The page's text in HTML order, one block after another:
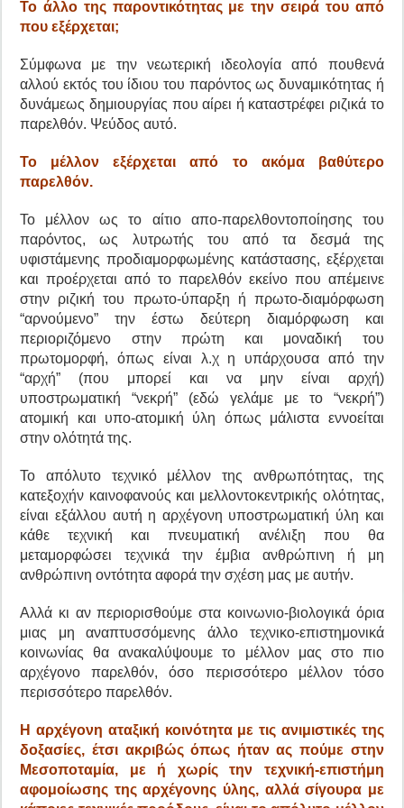
Το άλλο της παροντικότητας με την σειρά του από
που εξέρχεται;
Σύμφωνα με την νεωτερική ιδεολογία από πουθενά
αλλού εκτός του ίδιου του παρόντος ως δυναμικότητας ή
δυνάμεως δημιουργίας που αίρει ή καταστρέφει ριζικά το
παρελθόν. Ψεύδος αυτό.
Το μέλλον εξέρχεται από το ακόμα βαθύτερο
παρελθόν.
Το μέλλον ως το αίτιο απο-παρελθοντοποίησης του
παρόντος, ως λυτρωτής του από τα δεσμά της
υφιστάμενης προδιαμορφωμένης κατάστασης, εξέρχεται
και προέρχεται από το παρελθόν εκείνο που απέμεινε
στην ριζική του πρωτο-ύπαρξη ή πρωτο-διαμόρφωση
“αρνούμενο” την έστω δεύτερη διαμόρφωση και
περιοριζόμενο στην πρώτη και μοναδική του
πρωτομορφή, όπως είναι λ.χ η υπάρχουσα από την
“αρχή” (που μπορεί και να μην είναι αρχή)
υποστρωματική “νεκρή” (εδώ γελάμε με το “νεκρή”)
ατομική και υπο-ατομική ύλη όπως μάλιστα εννοείται
στην ολότητά της.
Το απόλυτο τεχνικό μέλλον της ανθρωπότητας, της
κατεξοχήν καινοφανούς και μελλοντοκεντρικής ολότητας,
είναι εξάλλου αυτή η αρχέγονη υποστρωματική ύλη και
κάθε τεχνική και πνευματική ανέλιξη που θα
μεταμορφώσει τεχνικά την έμβια ανθρώπινη ή μη
ανθρώπινη οντότητα αφορά την σχέση μας με αυτήν.
Αλλά κι αν περιορισθούμε στα κοινωνιο-βιολογικά όρια
μιας μη αναπτυσσόμενης άλλο τεχνικο-επιστημονικά
κοινωνίας θα ανακαλύψουμε το μέλλον μας στο πιo
αρχέγονο παρελθόν, όσο περισσότερο μέλλον τόσο
περισσότερο παρελθόν.
Η αρχέγονη αταξική κοινότητα με τις ανιμιστικές της
δοξασίες, έτσι ακριβώς όπως ήταν ας πούμε στην
Μεσοποταμία, με ή χωρίς την τεχνική-επιστήμη
αφομοίωσης της αρχέγονης ύλης, αλλά σίγουρα με